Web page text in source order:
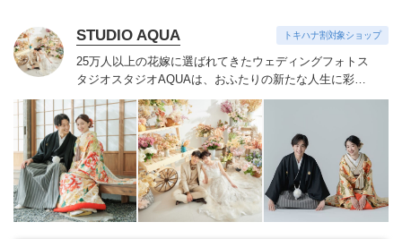
STUDIO AQUA トキハナ割対象ショップ
25万人以上の花嫁に選ばれてきたウェディングフォトス
タジオスタジオAQUAは、おふたりの新たな人生に彩り
を添える“最高のウェディングフォト”のお手伝いをさせ
ていただきます。1枚の写真のチカラを信じて